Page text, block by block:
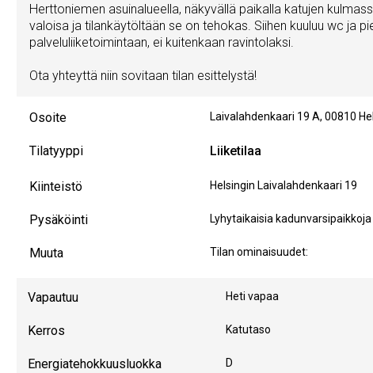
Herttoniemen asuinalueella, näkyvällä paikalla katujen
valoisa ja tilankäytöltään se on tehokas. Siihen kuuluu wc ja
palveluliiketoimintaan, ei kuitenkaan ravintolaksi.
Ota yhteyttä niin sovitaan tilan esittelystä!
Osoite Laivalahdenkaari 19 A, 00810
Tilatyyppi Liiketilaa
Kiinteistö Helsingin Laivalahdenkaari 19
Pysäköinti Lyhytaikaisia
Muuta Tilan ominaisuudet:
Vapautuu Heti vapaa
Kerros Katutaso
Energiatehokkuusluokka D